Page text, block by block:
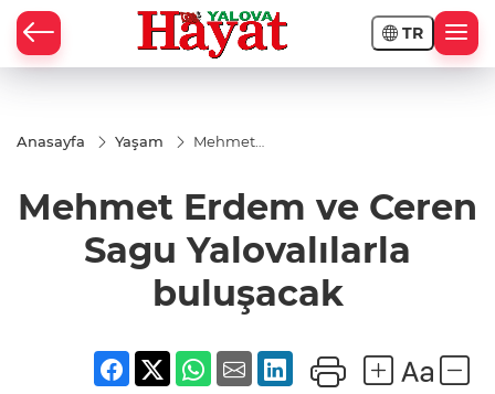
TR
Anasayfa Yaşam
Mehmet
Yalovalılarla
buluşacak
Mehmet Erdem ve Ceren
Sagu Yalovalılarla
buluşacak